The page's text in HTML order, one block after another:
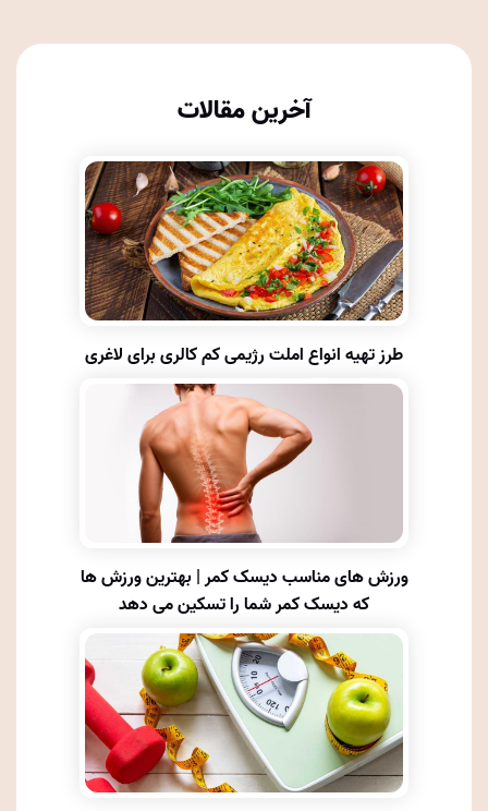
آخرین مقالات
طرز تهیه انواع املت رژیمی کم کالری برای لاغری
ورزش های مناسب دیسک کمر | بهترین ورزش ها
که دیسک کمر شما را تسکین می دهد